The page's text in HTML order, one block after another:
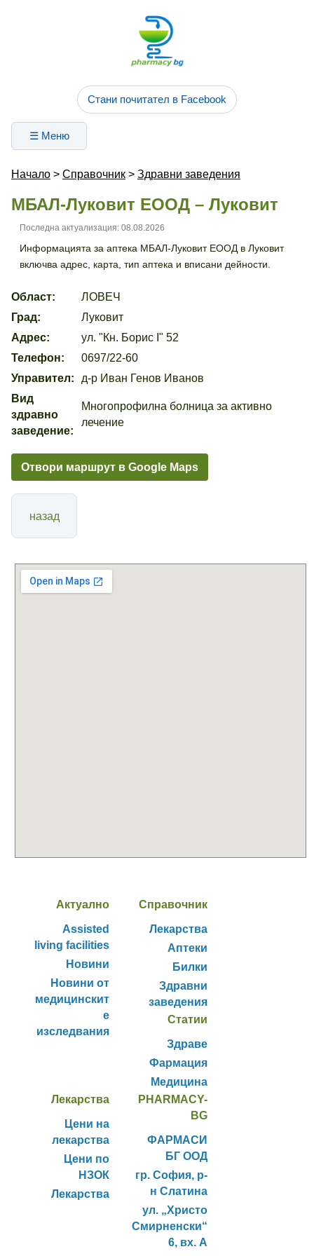
Стани почитател в Facebook
☰ Меню
Начало > Справочник > Здравни заведения
МБАЛ-Луковит ЕООД – Луковит
Последна актуализация: 08.08.2026
Информацията за аптека МБАЛ-Луковит ЕООД в Луковит
включва адрес, карта, тип аптека и вписани дейности.
Област:
ЛОВЕЧ
Град:
Луковит
Адрес:
ул. "Кн. Борис І" 52
Телефон:
0697/22-60
Управител:
д-р Иван Генов Иванов
Вид
здравно
заведение:
Многопрофилна болница за активно
лечение
Отвори маршрут в Google Maps
назад
Актуално
Assisted
living facilities
Новини
Новини от
медицинскит
е
изследвания
Справочник
Лекарства
Аптеки
Билки
Здравни
заведения
Статии
Здраве
Фармация
Медицина
Лекарства
Цени на
лекарства
Цени по
НЗОК
Лекарства
PHARMACY-
BG
ФАРМАСИ
БГ ООД
гр. София, р-
н Слатина
ул. „Христо
Смирненски“
6, вх. А